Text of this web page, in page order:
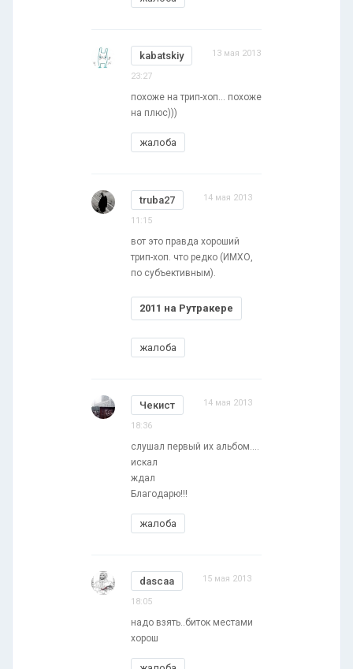
kabatskiy 13 мая 2013
23:27
похоже на трип-хоп... похоже
на плюс)))
жалоба
truba27 14 мая 2013
11:15
вот это правда хороший
трип-хоп. что редко (ИМХО,
по субъективным).
2011 на Рутракере
жалоба
Чекист 14 мая 2013
18:36
слушал первый их альбом....
искал
ждал
Благодарю!!!
жалоба
dascaa 15 мая 2013
18:05
надо взять..биток местами
хорош